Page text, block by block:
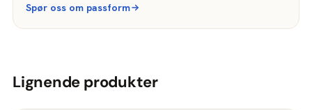
Spør oss om passform
Lignende produkter